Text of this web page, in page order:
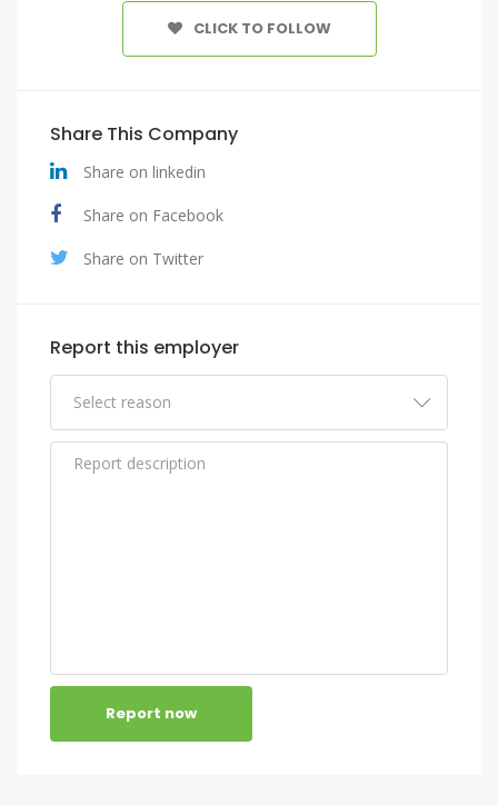
CLICK TO FOLLOW
Share This Company
Share on linkedin
Share on Facebook
Share on Twitter
Report this employer
Report now